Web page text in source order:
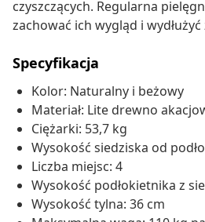
czyszczących. Regularna
zachować ich wygląd i
Specyfikacja
Kolor: Naturalny i beżowy
Materiał: Lite drewno
Ciężarki: 53,7 kg
Wysokość siedziska od
Liczba miejsc: 4
Wysokość podłokietnika z
Wysokość tylna: 36 cm